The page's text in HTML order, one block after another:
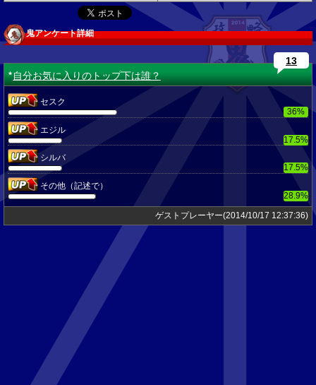
鬼アンケート詳細
★自分お気に入りのトップ下は誰？
13
セスク
36%
エジル
17.5%
シルバ
17.5%
その他（記述で）
28.9%
ゲストプレーヤー(2014/10/17 12:37:36)